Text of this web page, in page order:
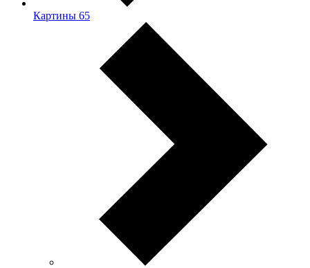
Картины 65